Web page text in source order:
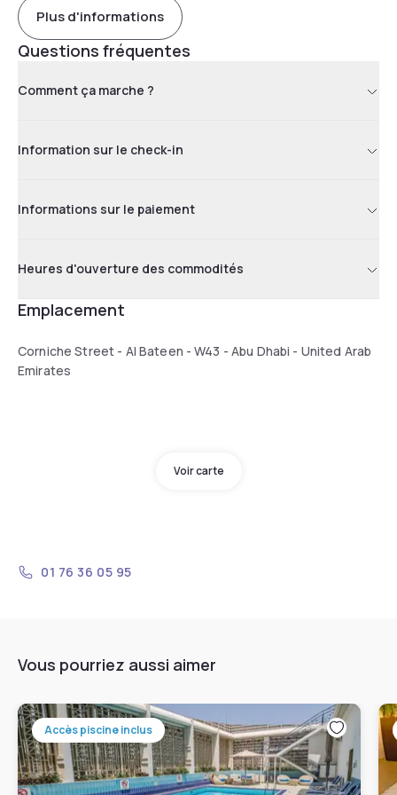
Plus d'informations
Questions fréquentes
Comment ça marche ?
Information sur le check-in
Informations sur le paiement
Heures d'ouverture des commodités
Emplacement
Corniche Street - Al Bateen - W43 - Abu Dhabi - United Arab
Emirates
Voir carte
01 76 36 05 95
Vous pourriez aussi aimer
Accès piscine inclus